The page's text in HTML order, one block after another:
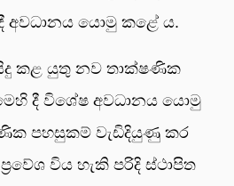
අවධානය යොමු කළේ ය.
කළ යුතු නව තාක්ෂණික
දී විශේෂ අවධානය යොමු
පහසුකම් වැඩිදියුණු කර
විය හැකි පරිදි ස්ථාපිත